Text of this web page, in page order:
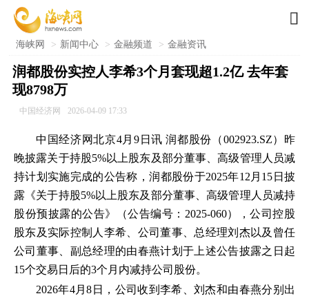

海峡网 > 新闻中心 > 金融频道 > 金融资讯
润都股份实控人李希3个月套现超1.2亿 去年套
现8798万
中国经济网 2026-04-09 17:33
中国经济网北京4月9日讯 润都股份（002923.SZ）昨
晚披露关于持股5%以上股东及部分董事、高级管理人员减
持计划实施完成的公告称，润都股份于2025年12月15日披
露《关于持股5%以上股东及部分董事、高级管理人员减持
股份预披露的公告》（公告编号：2025-060），公司控股
股东及实际控制人李希、公司董事、总经理刘杰以及曾任
公司董事、副总经理的由春燕计划于上述公告披露之日起
15个交易日后的3个月内减持公司股份。
2026年4月8日，公司收到李希、刘杰和由春燕分别出